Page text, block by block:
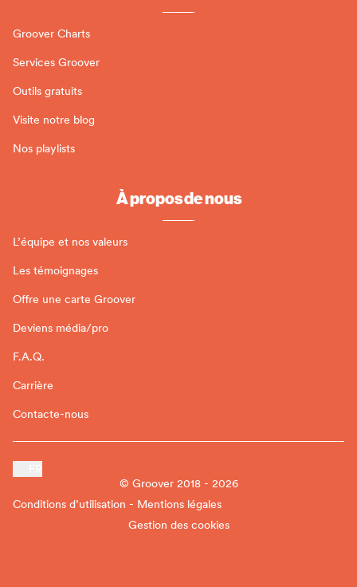
Groover Charts
Services Groover
Outils gratuits
Visite notre blog
Nos playlists
À propos de nous
L’équipe et nos valeurs
Les témoignages
Offre une carte Groover
Deviens média/pro
F.A.Q.
Carrière
Contacte-nous
© Groover 2018 - 2026
Conditions d’utilisation - Mentions légales
Gestion des cookies